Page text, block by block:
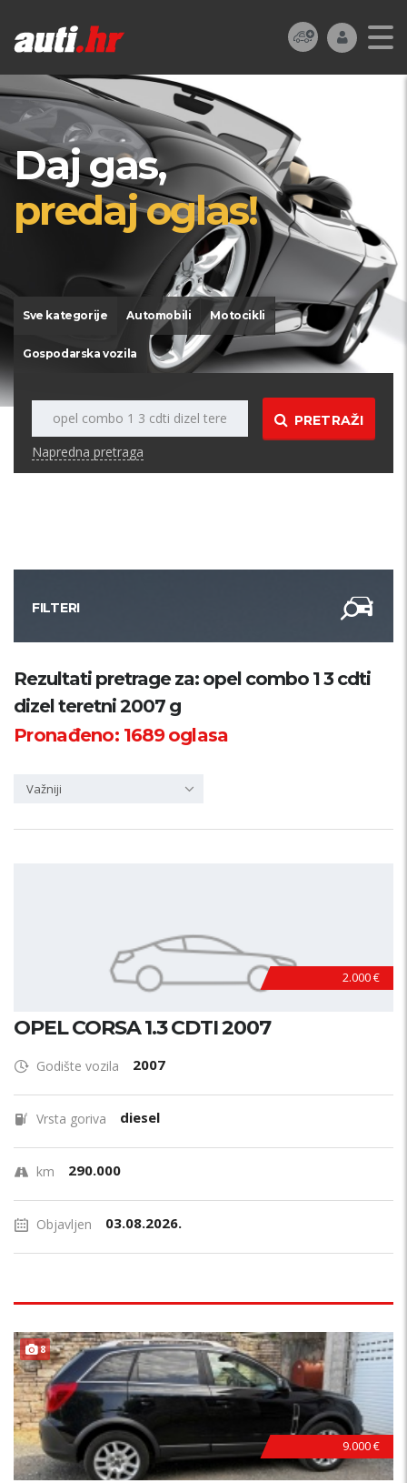
Daj gas,
predaj oglas!
Sve kategorije Automobili Motocikli
Gospodarska vozila
PRETRAŽI
Napredna pretraga
FILTERI
Kategorija
Županija
Rezultati pretrage za: opel combo 1 3 cdti
dizel teretni 2007 g
Pronađeno: 1689oglasa
Važniji
2.000 €
OPEL CORSA 1.3 CDTI 2007
Godište vozila 2007
Vrsta goriva diesel
km 290.000
Objavljen 03.08.2026.
8
9.000 €